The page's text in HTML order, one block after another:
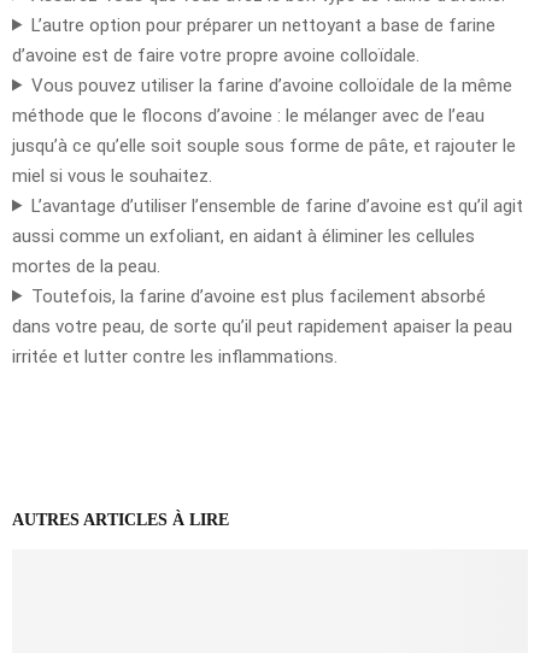
L’autre option pour préparer un nettoyant a base de farine
d’avoine est de faire votre propre avoine colloïdale.
Vous pouvez utiliser la farine d’avoine colloïdale de la même
méthode que le flocons d’avoine : le mélanger avec de l’eau
jusqu’à ce qu’elle soit souple sous forme de pâte, et rajouter le
miel si vous le souhaitez.
L’avantage d’utiliser l’ensemble de farine d’avoine est qu’il agit
aussi comme un exfoliant, en aidant à éliminer les cellules
mortes de la peau.
Toutefois, la farine d’avoine est plus facilement absorbé
dans votre peau, de sorte qu’il peut rapidement apaiser la peau
irritée et lutter contre les inflammations.
AUTRES ARTICLES À LIRE